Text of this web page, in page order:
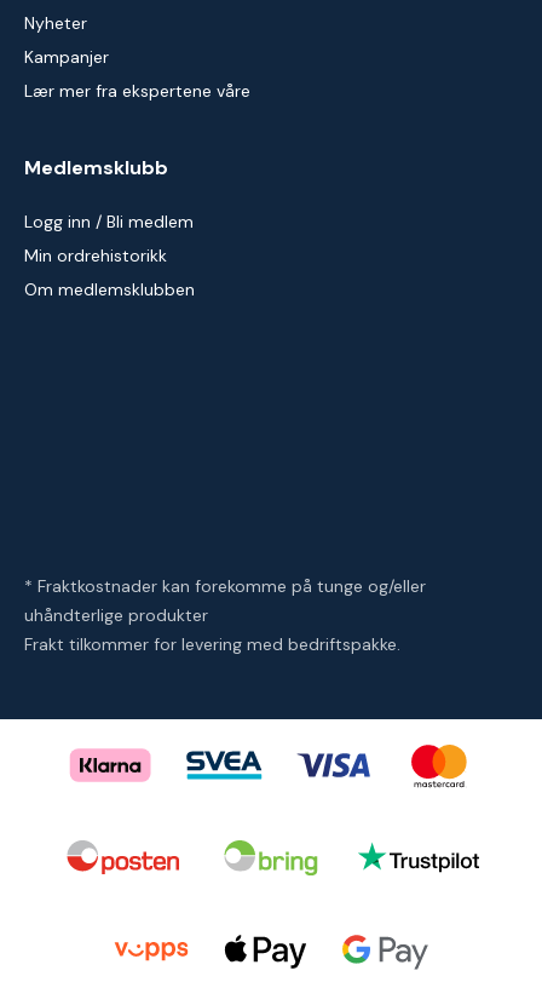
Nyheter
Kampanjer
Lær mer fra ekspertene våre
Medlemsklubb
Logg inn / Bli medlem
Min ordrehistorikk
Om medlemsklubben
* Fraktkostnader kan forekomme på tunge og/eller
uhåndterlige produkter
Frakt tilkommer for levering med bedriftspakke.